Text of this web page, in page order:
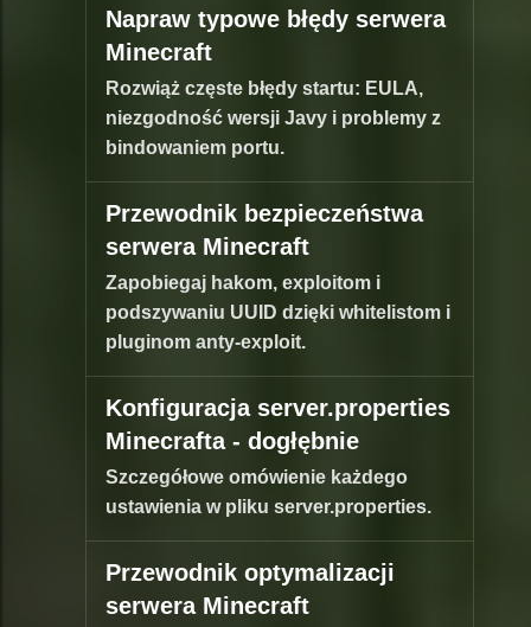
Napraw typowe błędy serwera
Minecraft
Rozwiąż częste błędy startu: EULA,
niezgodność wersji Javy i problemy z
bindowaniem portu.
Przewodnik bezpieczeństwa
serwera Minecraft
Zapobiegaj hakom, exploitom i
podszywaniu UUID dzięki whitelistom i
pluginom anty-exploit.
Konfiguracja server.properties
Minecrafta - dogłębnie
Szczegółowe omówienie każdego
ustawienia w pliku server.properties.
Przewodnik optymalizacji
serwera Minecraft